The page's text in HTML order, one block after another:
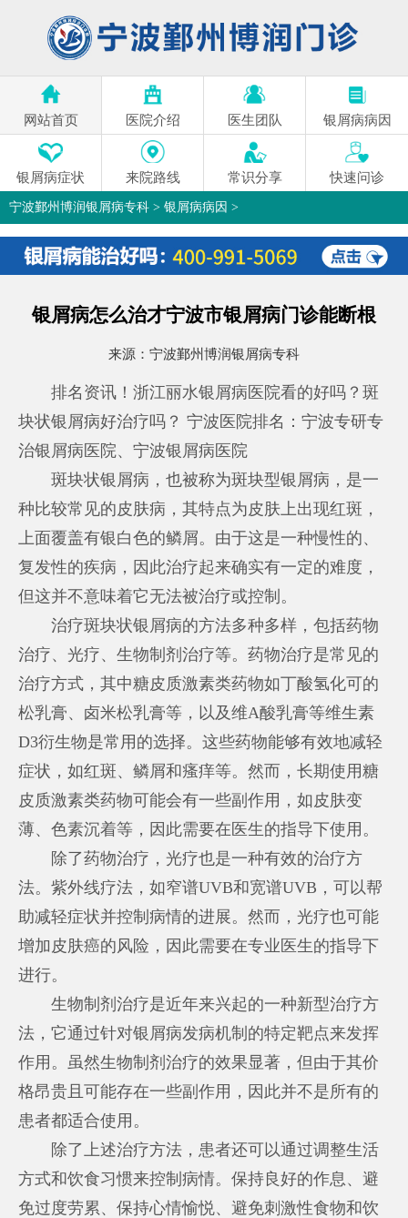
网站首页 医院介绍 医生团队 银屑病病因
银屑病症状 来院路线 常识分享 快速问诊
宁波鄞州博润银屑病专科 > 银屑病病因 >
银屑病怎么治才宁波市银屑病门诊能断根
来源： 宁波鄞州博润银屑病专科
排名资讯！浙江丽水银屑病医院看的好吗？斑
块状银屑病好治疗吗？ 宁波医院排名：宁波专研专
治银屑病医院、宁波银屑病医院
斑块状银屑病，也被称为斑块型银屑病，是一
种比较常见的皮肤病，其特点为皮肤上出现红斑，
上面覆盖有银白色的鳞屑。由于这是一种慢性的、
复发性的疾病，因此治疗起来确实有一定的难度，
但这并不意味着它无法被治疗或控制。
治疗斑块状银屑病的方法多种多样，包括药物
治疗、光疗、生物制剂治疗等。药物治疗是常见的
治疗方式，其中糖皮质激素类药物如丁酸氢化可的
松乳膏、卤米松乳膏等，以及维A酸乳膏等维生素
D3衍生物是常用的选择。这些药物能够有效地减轻
症状，如红斑、鳞屑和瘙痒等。然而，长期使用糖
皮质激素类药物可能会有一些副作用，如皮肤变
薄、色素沉着等，因此需要在医生的指导下使用。
除了药物治疗，光疗也是一种有效的治疗方
法。紫外线疗法，如窄谱UVB和宽谱UVB，可以帮
助减轻症状并控制病情的进展。然而，光疗也可能
增加皮肤癌的风险，因此需要在专业医生的指导下
进行。
生物制剂治疗是近年来兴起的一种新型治疗方
法，它通过针对银屑病发病机制的特定靶点来发挥
作用。虽然生物制剂治疗的效果显著，但由于其价
格昂贵且可能存在一些副作用，因此并不是所有的
患者都适合使用。
除了上述治疗方法，患者还可以通过调整生活
方式和饮食习惯来控制病情。保持良好的作息、避
免过度劳累、保持心情愉悦、避免刺激性食物和饮